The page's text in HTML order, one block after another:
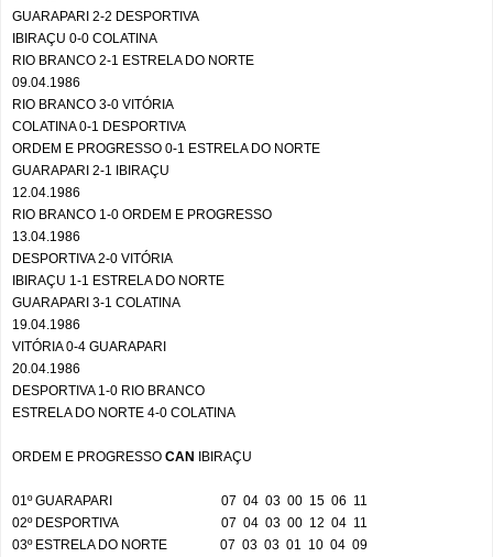
GUARAPARI 2-2 DESPORTIVA
IBIRAÇU 0-0 COLATINA
RIO BRANCO 2-1 ESTRELA DO NORTE
09.04.1986
RIO BRANCO 3-0 VITÓRIA
COLATINA 0-1 DESPORTIVA
ORDEM E PROGRESSO 0-1 ESTRELA DO NORTE
GUARAPARI 2-1 IBIRAÇU
12.04.1986
RIO BRANCO 1-0 ORDEM E PROGRESSO
13.04.1986
DESPORTIVA 2-0 VITÓRIA
IBIRAÇU 1-1 ESTRELA DO NORTE
GUARAPARI 3-1 COLATINA
19.04.1986
VITÓRIA 0-4 GUARAPARI
20.04.1986
DESPORTIVA 1-0 RIO BRANCO
ESTRELA DO NORTE 4-0 COLATINA
ORDEM E PROGRESSO CAN IBIRAÇU
01º GUARAPARI 07 04 03 00 15 06 11
02º DESPORTIVA
07 04 03 00 12 04 11
03º ESTRELA DO NORTE
07 03 03 01 10 04 09